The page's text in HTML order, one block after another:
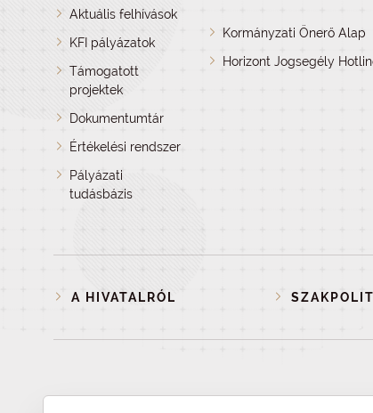
Aktuális felhívások
KFI pályázatok
Támogatott
projektek
Dokumentumtár
Értékelési rendszer
Pályázati
tudásbázis
Kormányzati Önerő Alap
Horizont Jogsegély
A HIVATALRÓL